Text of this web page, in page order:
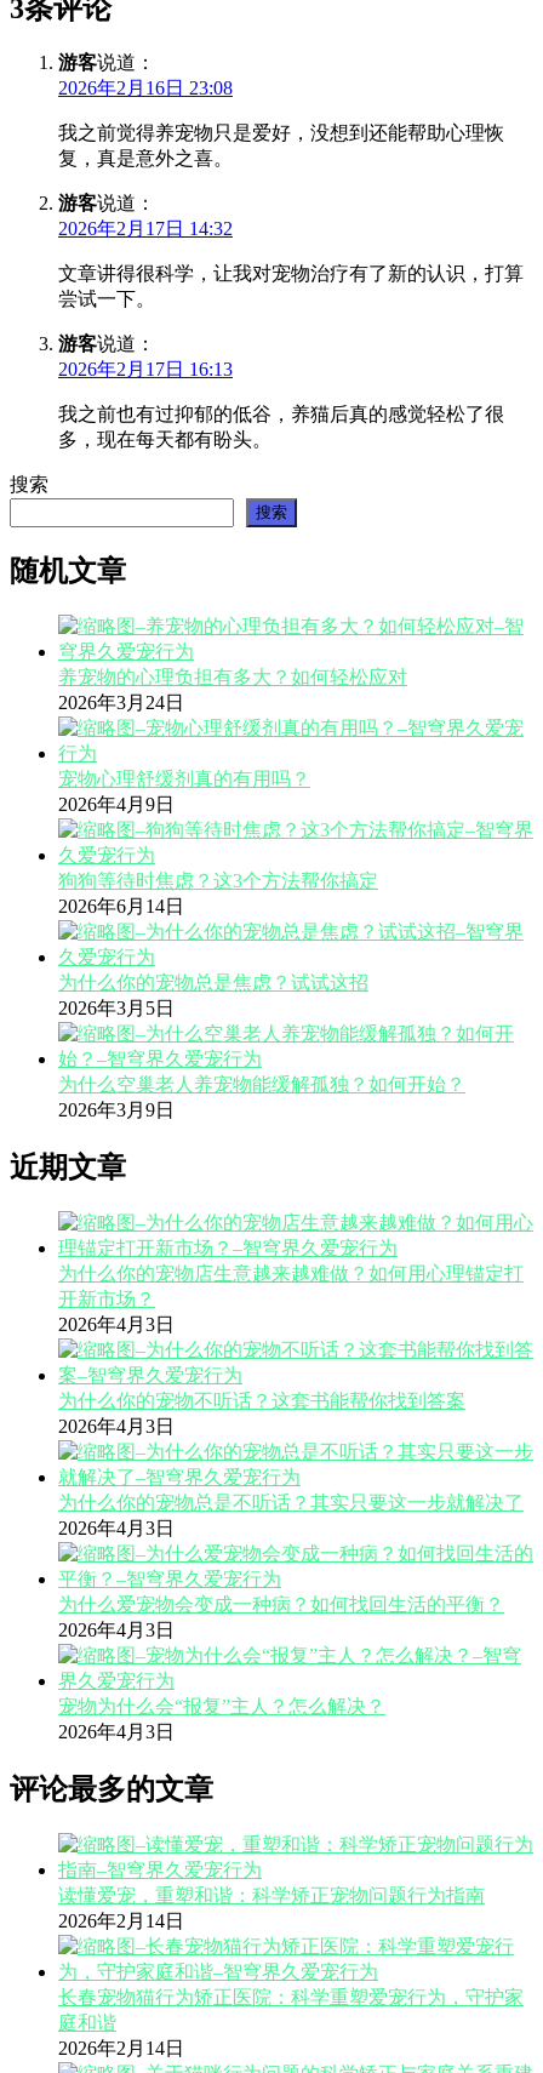
3条评论
游客说道：
2026年2月16日 23:08
我之前觉得养宠物只是爱好，没想到还能帮助心理恢
复，真是意外之喜。
游客说道：
2026年2月17日 14:32
文章讲得很科学，让我对宠物治疗有了新的认识，打算
尝试一下。
游客说道：
2026年2月17日 16:13
我之前也有过抑郁的低谷，养猫后真的感觉轻松了很
多，现在每天都有盼头。
搜索
搜索
随机文章
养宠物的心理负担有多大？如何轻松应对
2026年3月24日
宠物心理舒缓剂真的有用吗？
2026年4月9日
狗狗等待时焦虑？这3个方法帮你搞定
2026年6月14日
为什么你的宠物总是焦虑？试试这招
2026年3月5日
为什么空巢老人养宠物能缓解孤独？如何开始？
2026年3月9日
近期文章
为什么你的宠物店生意越来越难做？如何用心理锚定打
开新市场？
2026年4月3日
为什么你的宠物不听话？这套书能帮你找到答案
2026年4月3日
为什么你的宠物总是不听话？其实只要这一步就解决了
2026年4月3日
为什么爱宠物会变成一种病？如何找回生活的平衡？
2026年4月3日
宠物为什么会“报复”主人？怎么解决？
2026年4月3日
评论最多的文章
读懂爱宠，重塑和谐：科学矫正宠物问题行为指南
2026年2月14日
长春宠物猫行为矫正医院：科学重塑爱宠行为，守护家
庭和谐
2026年2月14日